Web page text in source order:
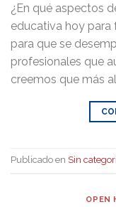
¿En qué aspectos
educativa hoy para
para que se
profesionales que
creemos que más
Publicado en Sin
OPEN